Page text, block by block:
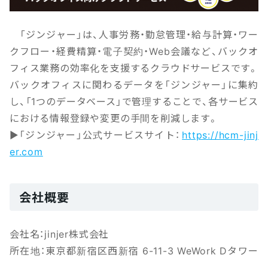
「ジンジャー」は、人事労務・勤怠管理・給与計算・ワー
クフロー・経費精算・電子契約・Web会議など、バックオ
フィス業務の効率化を支援するクラウドサービスです。
バックオフィスに関わるデータを「ジンジャー」に集約
し、「1つのデータベース」で管理することで、各サービス
における情報登録や変更の手間を削減します。
▶「ジンジャー」公式サービスサイト： https://hcm-jinj
er.com
会社概要
会社名：jinjer株式会社
所在地：東京都新宿区西新宿 6-11-3 WeWork Dタワー